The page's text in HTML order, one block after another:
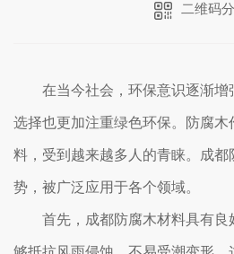
二维码
在当今社会，环保意识逐渐
选择也更加注重绿色环保。防腐
料，受到越来越多人的青睐。成
势，被广泛应用于各个领域。
首先，成都防腐木材料具有